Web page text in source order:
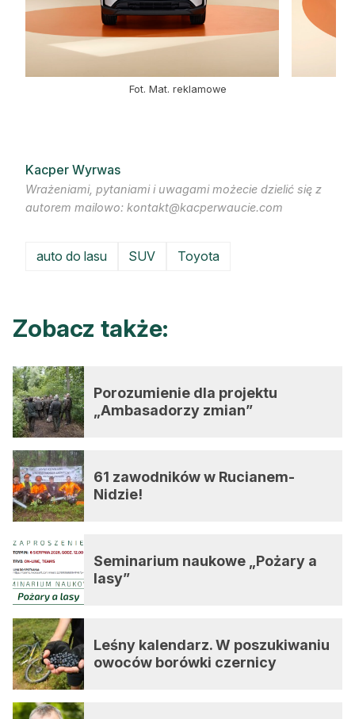
Fot. Mat. reklamowe
Kacper Wyrwas
Wrażeniami, pytaniami i uwagami możecie dzielić się z
autorem mailowo: kontakt@kacperwaucie.com
auto do lasu SUV Toyota
Zobacz także:
Porozumienie dla projektu
„Ambasadorzy zmian”
61 zawodników w Rucianem-
Nidzie!
Seminarium naukowe „Pożary a
lasy”
Leśny kalendarz. W poszukiwaniu
owoców borówki czernicy